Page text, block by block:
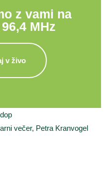
z vami na
MHz
v živo
večer, Petra Kranvogel